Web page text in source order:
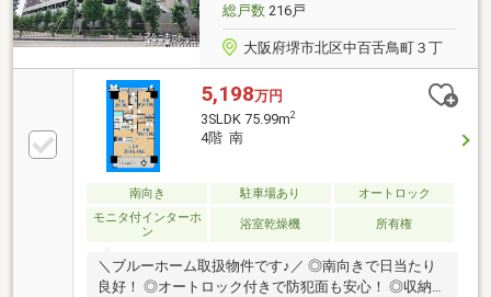
総戸数216戸
大阪府堺市北区中百舌鳥町３丁
5,198万円
3SLDK 75.99m2
4階 南
南向き 駐車場あり
オートロック
モニタ付インターホ
ン
浴室乾燥機 所有権
＼ブルーホーム取扱物件です♪／ ◎南向きで日当たり
良好！ ◎オートロック付きで防犯面も安心！ ◎収納ス